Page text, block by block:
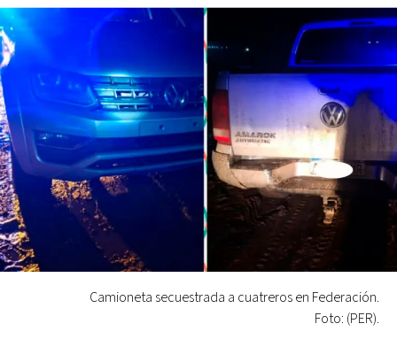
Camioneta secuestrada a cuatreros en Federación.
Foto: (PER).